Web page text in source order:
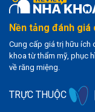
Nền tảng đánh
Cung cấp giá trị hữu ích
khoa từ thẩm mỹ, phục
về răng miệng.
TRỰC THUỘC